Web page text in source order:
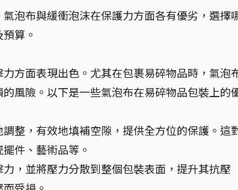
泡布與緩衝泡沫在保護力方面各有優劣，選擇
算。
方面表現出色。尤其在包裹易碎物品時，氣泡
風險。以下是一些氣泡布在易碎物品包裝上的
整，有效地填補空隙，提供全方位的保護。這
件、藝術品等。
，並將壓力分散到整個包裝表面，提升其抗壓